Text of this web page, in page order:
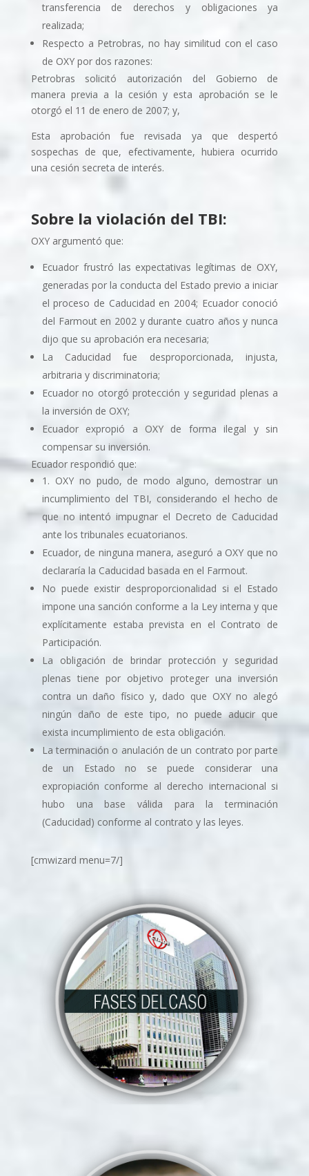
transferencia de derechos y obligaciones ya
realizada;
Respecto a Petrobras, no hay similitud con el caso
de OXY por dos razones:
Petrobras solicitó autorización del Gobierno de
manera previa a la cesión y esta aprobación se le
otorgó el 11 de enero de 2007; y,
Esta aprobación fue revisada ya que despertó
sospechas de que, efectivamente, hubiera ocurrido
una cesión secreta de interés.
Sobre la violación del TBI:
OXY argumentó que:
Ecuador frustró las expectativas legítimas de OXY,
generadas por la conducta del Estado previo a iniciar
el proceso de Caducidad en 2004; Ecuador conoció
del Farmout en 2002 y durante cuatro años y nunca
dijo que su aprobación era necesaria;
La Caducidad fue desproporcionada, injusta,
arbitraria y discriminatoria;
Ecuador no otorgó protección y seguridad plenas a
la inversión de OXY;
Ecuador expropió a OXY de forma ilegal y sin
compensar su inversión.
Ecuador respondió que:
1. OXY no pudo, de modo alguno, demostrar un
incumplimiento del TBI, considerando el hecho de
que no intentó impugnar el Decreto de Caducidad
ante los tribunales ecuatorianos.
Ecuador, de ninguna manera, aseguró a OXY que no
declararí­a la Caducidad basada en el Farmout.
No puede existir desproporcionalidad si el Estado
impone una sanción conforme a la Ley interna y que
explí­citamente estaba prevista en el Contrato de
Participación.
La obligación de brindar protección y seguridad
plenas tiene por objetivo proteger una inversión
contra un daño fí­sico y, dado que OXY no alegó
ningún daño de este tipo, no puede aducir que
exista incumplimiento de esta obligación.
La terminación o anulación de un contrato por parte
de un Estado no se puede considerar una
expropiación conforme al derecho internacional si
hubo una base válida para la terminación
(Caducidad) conforme al contrato y las leyes.
[cmwizard menu=7/]